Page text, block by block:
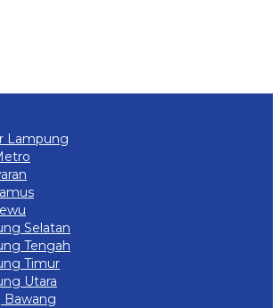
Lampung
Selatan
Tengah
Timur
Utara
Bawang